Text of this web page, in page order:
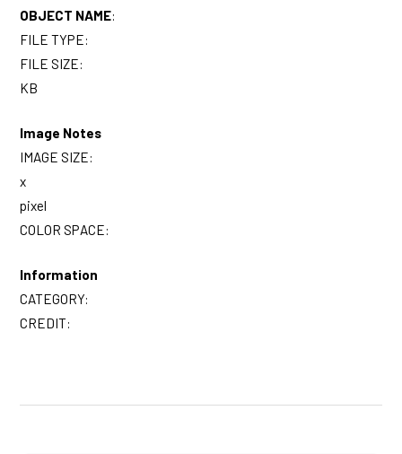
OBJECT NAME:
FILE TYPE:
FILE SIZE:
KB
Image Notes
IMAGE SIZE:
x
pixel
COLOR SPACE:
Information
CATEGORY:
CREDIT: